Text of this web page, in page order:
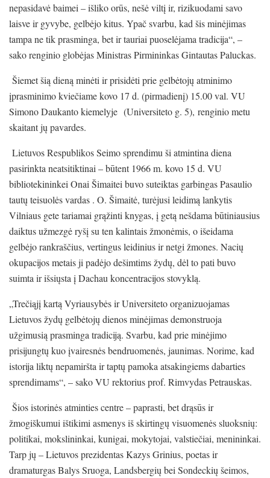
nepasidavė baimei – išliko orūs, nešė viltį ir, rizikuodami savo
laisve ir gyvybe, gelbėjo kitus. Ypač svarbu, kad šis minėjimas
tampa ne tik prasminga, bet ir tauriai puoselėjama tradicija“, –
sako renginio globėjas Ministras Pirmininkas Gintautas Paluckas.
Šiemet šią dieną minėti ir prisidėti prie gelbėtojų atminimo
įprasminimo kviečiame kovo 17 d. (pirmadienį) 15.00 val. VU
Simono Daukanto kiemelyje (Universiteto g. 5), renginio metu
skaitant jų pavardes.
Lietuvos Respublikos Seimo sprendimu ši atmintina diena
pasirinkta neatsitiktinai – būtent 1966 m. kovo 15 d. VU
bibliotekininkei Onai Šimaitei buvo suteiktas garbingas Pasaulio
tautų teisuolės vardas . O. Šimaitė, turėjusi leidimą lankytis
Vilniaus gete tariamai grąžinti knygas, į getą nešdama būtiniausius
daiktus užmezgė ryšį su ten kalintais žmonėmis, o išeidama
gelbėjo rankraščius, vertingus leidinius ir netgi žmones. Nacių
okupacijos metais ji padėjo dešimtims žydų, dėl to pati buvo
suimta ir išsiųsta į Dachau koncentracijos stovyklą.
„Trečiąjį kartą Vyriausybės ir Universiteto organizuojamas
Lietuvos žydų gelbėtojų dienos minėjimas demonstruoja
užgimusią prasminga tradiciją. Svarbu, kad prie minėjimo
prisijungtų kuo įvairesnės bendruomenės, jaunimas. Norime, kad
istorija liktų nepamiršta ir taptų pamoka atsakingiems dabarties
sprendimams“, – sako VU rektorius prof. Rimvydas Petrauskas.
Šios istorinės atminties centre – paprasti, bet drąsūs ir
žmogiškumui ištikimi asmenys iš skirtingų visuomenės sluoksnių:
politikai, mokslininkai, kunigai, mokytojai, valstiečiai, menininkai.
Tarp jų – Lietuvos prezidentas Kazys Grinius, poetas ir
dramaturgas Balys Sruoga, Landsbergių bei Sondeckių šeimos,